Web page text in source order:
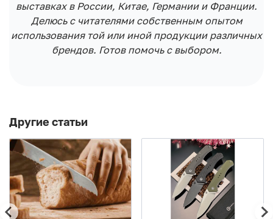
выставках в России, Китае, Германии и Франции.
Делюсь с читателями собственным опытом
использования той или иной продукции различных
брендов. Готов помочь с выбором.
Другие статьи